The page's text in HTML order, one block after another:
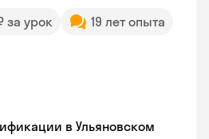
за урок
19 лет опыта
в Ульяновском